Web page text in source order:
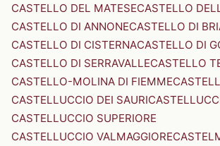
CASTELLO DEL MATESECASTELLO
CASTELLO DI ANNONECASTELLO DI
CASTELLO DI CISTERNACASTELLO DI
CASTELLO DI SERRAVALLECASTELLO
CASTELLO-MOLINA DI FIEMME
CASTELLUCCIO DEI SAURI
CASTELLUCCIO SUPERIORE
CASTELLUCCIO VALMAGGIORE